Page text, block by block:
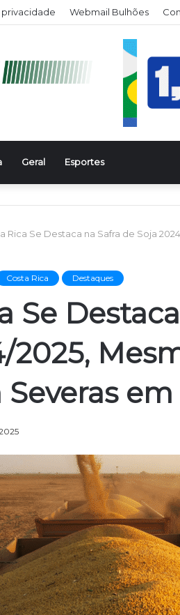
Webmail Bulhões
Geral Esportes
Rica Se Destaca na Safra de Soja
Costa Rica Destaques
Se
2025,
em